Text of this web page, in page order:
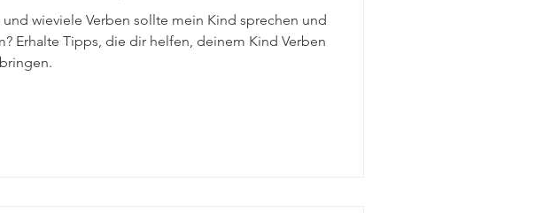
und wieviele Verben sollte mein Kind sprechen und
Erhalte Tipps, die dir helfen, deinem Kind Verben